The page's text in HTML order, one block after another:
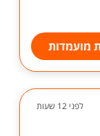
מועמדות
לפני 12 שעות